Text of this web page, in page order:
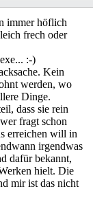
immer höflich
frech oder
:-)
Kein
werden, wo
Dinge.
dass sie rein
fragt schon
erreichen will in
irgendwas
dafür bekannt,
hielt. Die
mir ist das nicht